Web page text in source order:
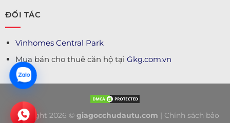
ĐỐI TÁC
Vinhomes Central Park
Mua bán cho thuê căn hộ tại Gkg.com.vn
Copyright 2026 © giagocchudautu.com | Chính sách bảo